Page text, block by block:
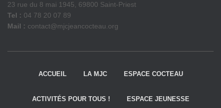
23 rue du 8 mai 1945, 69800 Saint-Priest
Tel : 04 78 20 07 89
Mail : contact@mjcjeancocteau.org
ACCUEIL LA MJC ESPACE COCTEAU
ACTIVITÉS POUR TOUS ! ESPACE JEUNESSE